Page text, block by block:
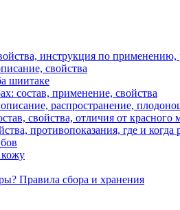
инструкция по
свойства
шиитаке
состав, применение, свойства
распространение,
свойства, отличия от красного
противопоказания, где и когда
Правила сбора и хранения